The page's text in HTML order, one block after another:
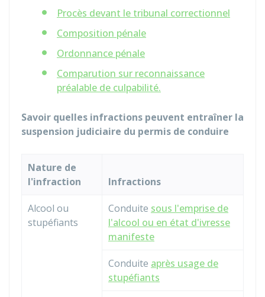
Procès devant le tribunal correctionnel
Composition pénale
Ordonnance pénale
Comparution sur reconnaissance
préalable de culpabilité.
Savoir quelles infractions peuvent entraîner la
suspension judiciaire du permis de conduire
Nature de
l'infraction
Infractions
Alcool ou
stupéfiants
Conduite sous l'emprise de
l'alcool ou en état d'ivresse
manifeste
Conduite après usage de
stupéfiants